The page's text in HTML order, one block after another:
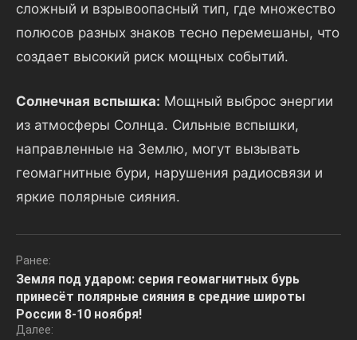
сложный и взрывоопасный тип, где множество
полюсов разных знаков тесно перемешаны, что
создает высокий риск мощных событий.
Солнечная вспышка: Мощный выброс энергии
из атмосферы Солнца. Сильные вспышки,
направленные на Землю, могут вызывать
геомагнитные бури, нарушения радиосвязи и
яркие полярные сияния.
Навигация
по
записям
Ранее:
Земля под ударом: серия геомагнитных бурь
принесёт полярные сияния в средние широты
России 8-10 ноября!
Далее: